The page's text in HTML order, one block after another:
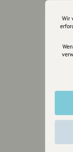
Wir